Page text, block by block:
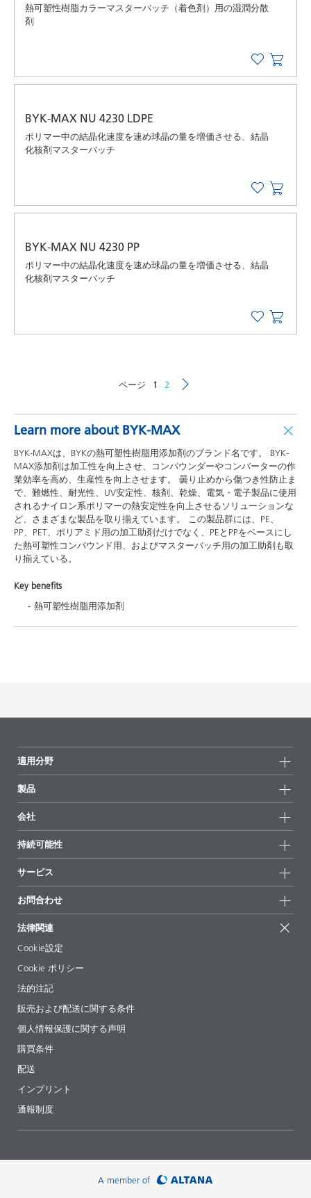
熱可塑性樹脂カラーマスターバッチ（着色剤）用の湿潤分散
剤
BYK-MAX NU 4230 LDPE
ポリマー中の結晶化速度を速め球晶の量を増価させる、結晶
化核剤マスターバッチ
BYK-MAX NU 4230 PP
ポリマー中の結晶化速度を速め球晶の量を増価させる、結晶
化核剤マスターバッチ
ページ 1 2
Learn more about BYK-MAX
BYK-MAXは、BYKの熱可塑性樹脂用添加剤のブランド名です。 BYK-
MAX添加剤は加工性を向上させ、コンパウンダーやコンバーターの作
業効率を高め、生産性を向上させます。 曇り止めから傷つき性防止ま
で、難燃性、耐光性、UV安定性、核剤、乾燥、電気・電子製品に使用
されるナイロン系ポリマーの熱安定性を向上させるソリューションな
ど、さまざまな製品を取り揃えています。 この製品群には、PE、
PP、PET、ポリアミド用の加工助剤だけでなく、PEとPPをベースにし
た熱可塑性コンパウンド用、およびマスターバッチ用の加工助剤も取
り揃えている。
Key benefits
熱可塑性樹脂用添加剤
適用分野
製品
全製品
ハイライト
会社
ニュース
拠点と販売代理店
展示会 & イベント
経営陣
持続可能性
持続可能な製品
サクセスストーリー
EcoVadis
証明書
サービス
配合の出発点
論文記事
ebooks(電子書籍)
法令情報
添加剤ガイドアプリ
ビデオ
ダウンロード
お問合わせ
法律関連
Cookie設定
Cookie ポリシー
法的注記
販売および配送に関する条件
個人情報保護に関する声明
購買条件
配送
インプリント
通報制度
A member of